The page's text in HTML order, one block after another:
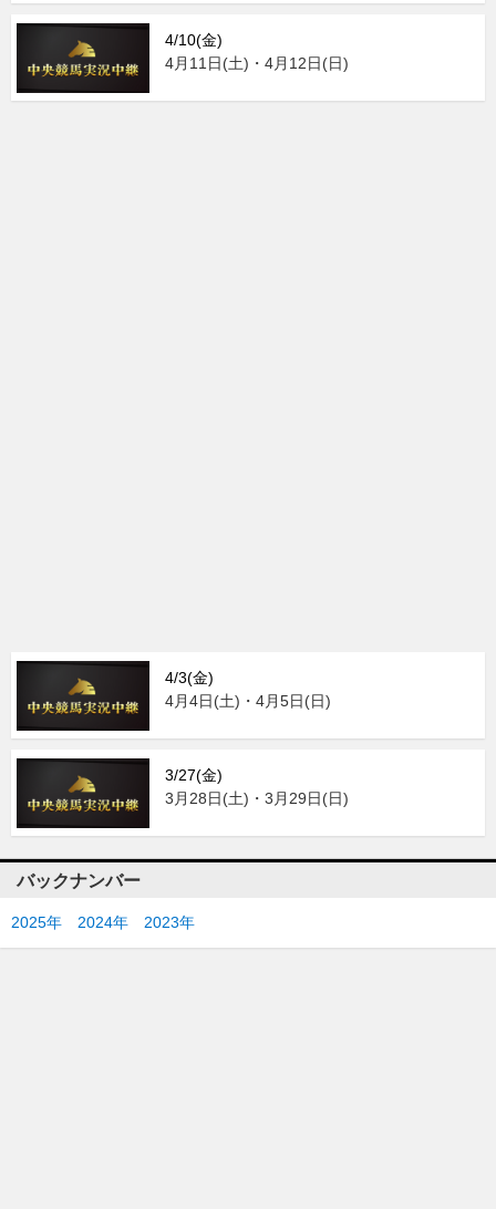
4/10(金)
4月11日(土)・4月12日(日)
4/3(金)
4月4日(土)・4月5日(日)
3/27(金)
3月28日(土)・3月29日(日)
バックナンバー
2025年 2024年 2023年